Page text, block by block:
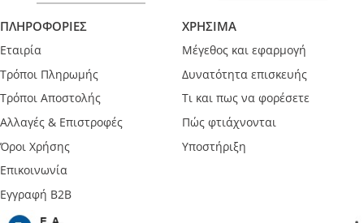
ΠΛΗΡΟΦΟΡΙΕΣ
Εταιρία
Τρόποι Πληρωμής
Τρόποι Αποστολής
Αλλαγές & Επιστροφές
Όροι Χρήσης
Επικοινωνία
Εγγραφή B2B
ΧΡΗΣΙΜΑ
Μέγεθος και εφαρμογή
Δυνατότητα επισκευής
Τι και πως να φορέσετε
Πώς φτιάχνονται
Υποστήριξη